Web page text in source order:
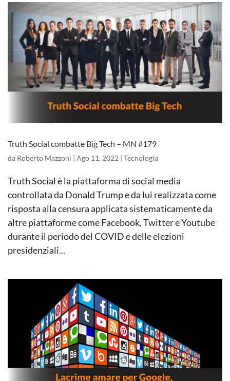
Truth Social combatte Big Tech – MN #179
da Roberto Mazzoni | Ago 11, 2022 | Tecnologia
Truth Social è la piattaforma di social media
controllata da Donald Trump e da lui realizzata come
risposta alla censura applicata sistematicamente da
altre piattaforme come Facebook, Twitter e Youtube
durante il periodo del COVID e delle elezioni
presidenziali...